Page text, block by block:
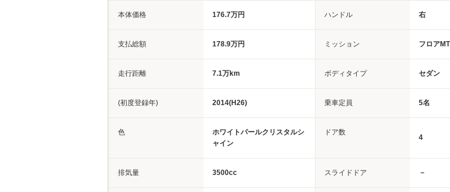
本体価格 176.7万円 ハンドル 右
支払総額 178.9万円 ミッション フロア
走行距離 7.1万km ボディタイプ セダン
(初度登録年) 2014(H26) 乗車定員 5名
色
ホワイトパールクリスタルシ
ャイン
ドア数
4
排気量 3500cc スライドドア －